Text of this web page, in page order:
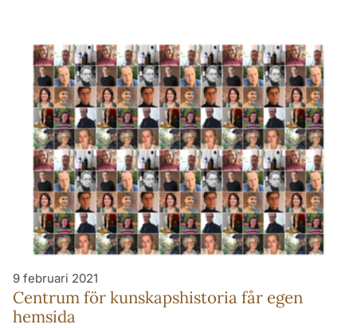
9 februari 2021
Centrum för kunskapshistoria får egen
hemsida